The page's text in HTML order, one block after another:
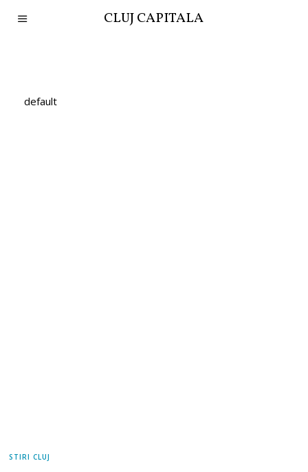
CLUJ CAPITALA
default
STIRI CLUJ